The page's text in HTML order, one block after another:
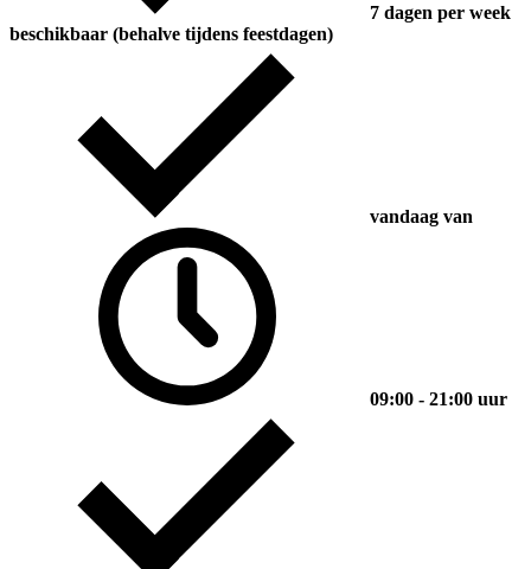
7 dagen per week
beschikbaar (behalve tijdens feestdagen)
vandaag van
09:00 - 21:00 uur